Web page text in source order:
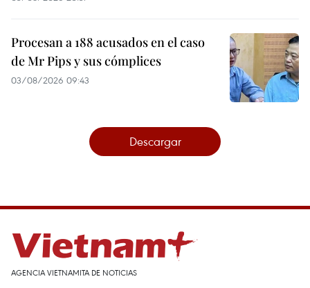
Procesan a 188 acusados en el caso
de Mr Pips y sus cómplices
03/08/2026 09:43
Descargar
AGENCIA VIETNAMITA DE NOTICIAS